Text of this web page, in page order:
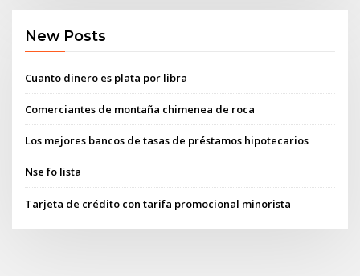
New Posts
Cuanto dinero es plata por libra
Comerciantes de montaña chimenea de roca
Los mejores bancos de tasas de préstamos hipotecarios
Nse fo lista
Tarjeta de crédito con tarifa promocional minorista